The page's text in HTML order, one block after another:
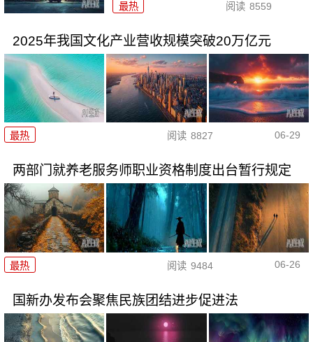
最热 阅读 8559
2025年我国文化产业营收规模突破20万亿元
最热 阅读 8827 06-29
两部门就养老服务师职业资格制度出台暂行规定
最热 阅读 9484 06-26
国新办发布会聚焦民族团结进步促进法